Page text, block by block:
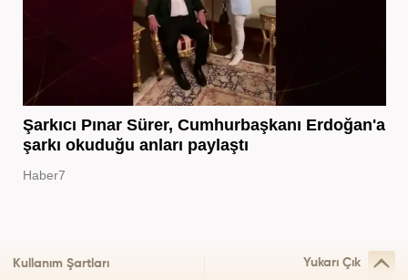
Şarkıcı Pınar Sürer, Cumhurbaşkanı Erdoğan'a
şarkı okuduğu anları paylaştı
Haber7
Kullanım Şartları Yukarı Çık